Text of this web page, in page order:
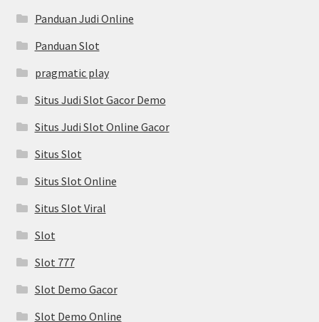
Panduan Judi Online
Panduan Slot
pragmatic play
Situs Judi Slot Gacor Demo
Situs Judi Slot Online Gacor
Situs Slot
Situs Slot Online
Situs Slot Viral
Slot
Slot 777
Slot Demo Gacor
Slot Demo Online